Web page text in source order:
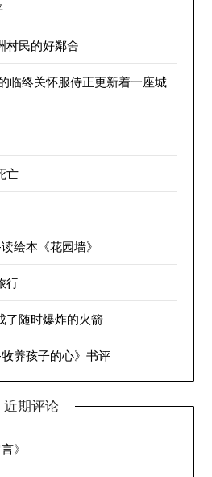
村民的好鄰舍
临终关怀服侍正更新着一座城
亡
绘本《花园墙》
行
了随时爆炸的火箭
养孩子的心》书评
近期评论
》